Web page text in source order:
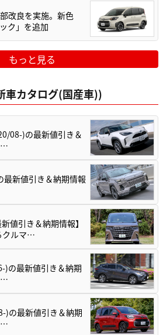
改良を実施。新色
ク」を追加
もっと見る
車カタログ(国産車))
08-)の最新値引き＆
…
最新値引き＆納期情報
値引き＆納期情報】
クルマ…
)の最新値引き＆納期
…
)の最新値引き＆納期
…